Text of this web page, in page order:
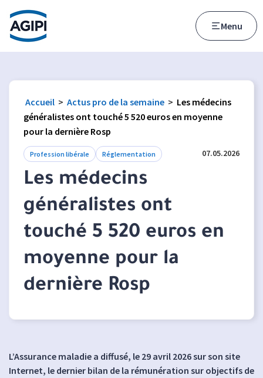
Accès au menu
Accès au contenu principal
Menu
Accueil > Actus pro de la semaine > Les médecins
généralistes ont touché 5 520 euros en moyenne
pour la dernière Rosp
Profession libérale Réglementation 07.05.2026
Les médecins
généralistes ont
touché 5 520 euros en
moyenne pour la
dernière Rosp
L’Assurance maladie a diffusé, le 29 avril 2026 sur son site
Internet, le dernier bilan de la rémunération sur objectifs de